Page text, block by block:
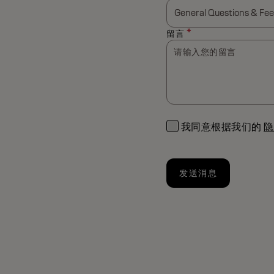
留言 *
请输入您的留言
我同意根据我们的